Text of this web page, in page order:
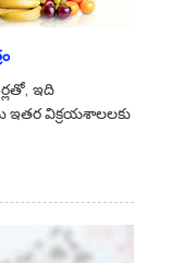
ఇది
విక్రయశాలలకు